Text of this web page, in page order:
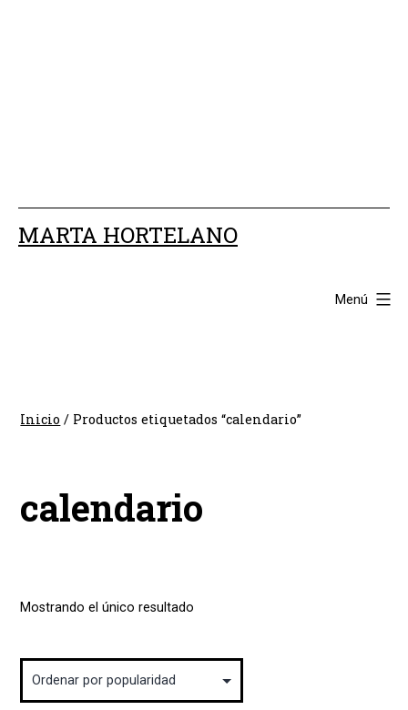
MARTA HORTELANO
Menú
Inicio / Productos etiquetados “calendario”
calendario
Mostrando el único resultado